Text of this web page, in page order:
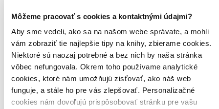
Môžeme pracovať s cookies a kontaktnými údajmi?
Aby sme vedeli, ako sa na našom webe správate, a mohli
vám zobraziť tie najlepšie tipy na knihy, zbierame cookies.
Niektoré sú naozaj potrebné a bez nich by naša stránka
vôbec nefungovala. Okrem toho používame analytické
cookies, ktoré nám umožňujú zisťovať, ako náš web
funguje, a stále ho pre vás zlepšovať. Personalizačné
cookies nám dovoľujú prispôsobovať stránku pre vašu
možné, že bude onedlho úplne vypredaný. Ak ho chcete mať,
ponáhľajte sa!
Pridať do zoznamu
Vložiť do košíka